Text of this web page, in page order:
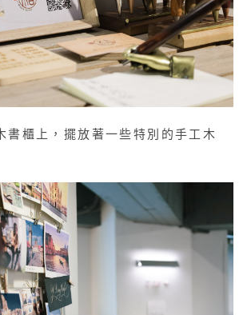
書櫃上，擺放著一些特別的手工木